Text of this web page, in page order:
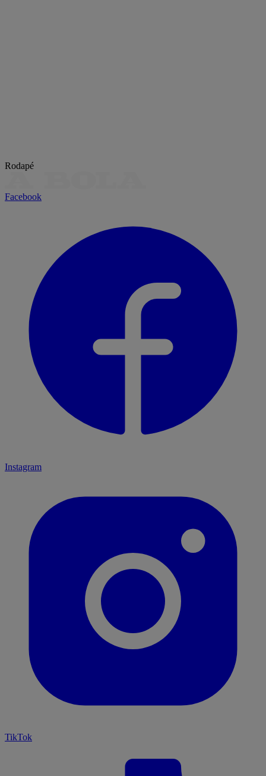
Rodapé
Facebook
Instagram
TikTok